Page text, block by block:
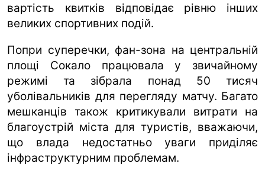
вартість квитків відповідає рівню інших
великих спортивних подій.
Попри суперечки, фан-зона на центральній
площі Сокало працювала у звичайному
режимі та зібрала понад 50 тисяч
уболівальників для перегляду матчу. Багато
мешканців також критикували витрати на
благоустрій міста для туристів, вважаючи,
що влада недостатньо уваги приділяє
інфраструктурним проблемам.